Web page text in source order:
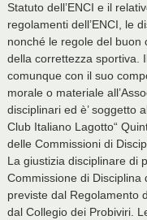
Statuto dell’ENCI e il
regolamenti dell’ENCI, le
nonché le regole del buon
della correttezza sportiva.
comunque con il suo
morale o materiale
disciplinari ed è’ soggetto
Club Italiano Lagotto“
delle Commissioni di
La giustizia disciplinare di
Commissione di Disciplina
previste dal Regolamento
dal Collegio dei Probiviri.